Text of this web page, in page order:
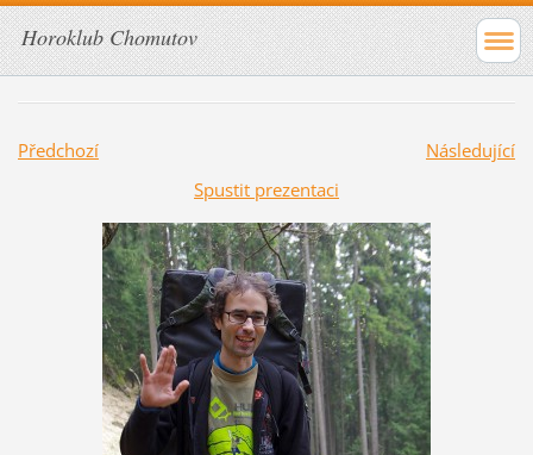
Horoklub Chomutov
Předchozí
Následující
Spustit prezentaci